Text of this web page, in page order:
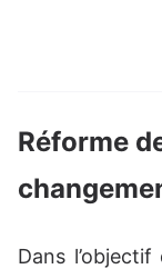
Réforme
Dans